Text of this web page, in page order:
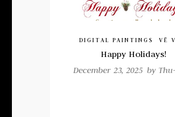
DIGITAL PAINTINGS VẼ
Happy Holidays!
December 23, 2025 by